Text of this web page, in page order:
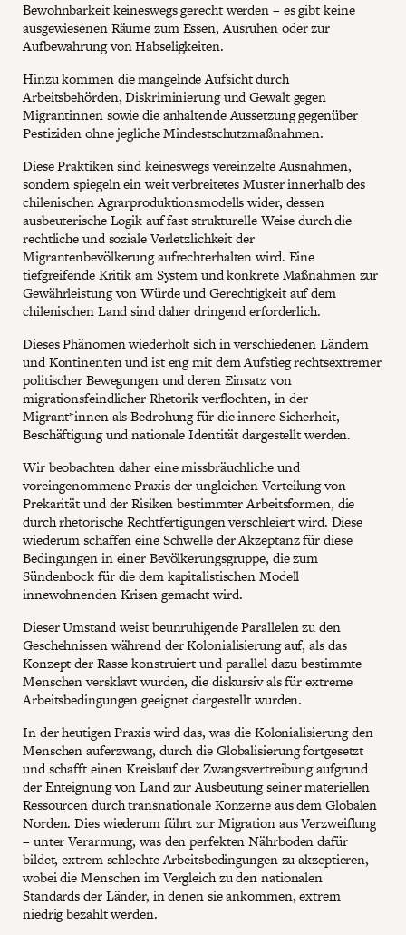
Bewohnbarkeit keineswegs gerecht werden – es gibt keine
ausgewiesenen Räume zum Essen, Ausruhen oder zur
Aufbewahrung von Habseligkeiten.
Hinzu kommen die mangelnde Aufsicht durch
Arbeitsbehörden, Diskriminierung und Gewalt gegen
Migrantinnen sowie die anhaltende Aussetzung gegenüber
Pestiziden ohne jegliche Mindestschutzmaßnahmen.
Diese Praktiken sind keineswegs vereinzelte Ausnahmen,
sondern spiegeln ein weit verbreitetes Muster innerhalb des
chilenischen Agrarproduktionsmodells wider, dessen
ausbeuterische Logik auf fast strukturelle Weise durch die
rechtliche und soziale Verletzlichkeit der
Migrantenbevölkerung aufrechterhalten wird. Eine
tiefgreifende Kritik am System und konkrete Maßnahmen zur
Gewährleistung von Würde und Gerechtigkeit auf dem
chilenischen Land sind daher dringend erforderlich.
Dieses Phänomen wiederholt sich in verschiedenen Ländern
und Kontinenten und ist eng mit dem Aufstieg rechtsextremer
politischer Bewegungen und deren Einsatz von
migrationsfeindlicher Rhetorik verflochten, in der
Migrant*innen als Bedrohung für die innere Sicherheit,
Beschäftigung und nationale Identität dargestellt werden.
Wir beobachten daher eine missbräuchliche und
voreingenommene Praxis der ungleichen Verteilung von
Prekarität und der Risiken bestimmter Arbeitsformen, die
durch rhetorische Rechtfertigungen verschleiert wird. Diese
wiederum schaffen eine Schwelle der Akzeptanz für diese
Bedingungen in einer Bevölkerungsgruppe, die zum
Sündenbock für die dem kapitalistischen Modell
innewohnenden Krisen gemacht wird.
Dieser Umstand weist beunruhigende Parallelen zu den
Geschehnissen während der Kolonialisierung auf, als das
Konzept der Rasse konstruiert und parallel dazu bestimmte
Menschen versklavt wurden, die diskursiv als für extreme
Arbeitsbedingungen geeignet dargestellt wurden.
In der heutigen Praxis wird das, was die Kolonialisierung den
Menschen auferzwang, durch die Globalisierung fortgesetzt
und schafft einen Kreislauf der Zwangsvertreibung aufgrund
der Enteignung von Land zur Ausbeutung seiner materiellen
Ressourcen durch transnationale Konzerne aus dem Globalen
Norden. Dies wiederum führt zur Migration aus Verzweiflung
– unter Verarmung, was den perfekten Nährboden dafür
bildet, extrem schlechte Arbeitsbedingungen zu akzeptieren,
wobei die Menschen im Vergleich zu den nationalen
Standards der Länder, in denen sie ankommen, extrem
niedrig bezahlt werden.